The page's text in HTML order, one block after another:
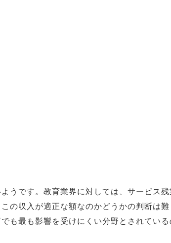
うです。教育業界に対しては、サービス
の収入が適正な額なのかどうかの判断は
も最も影響を受けにくい分野とされている